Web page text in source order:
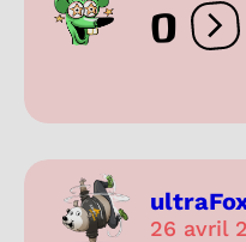
0
26 avril